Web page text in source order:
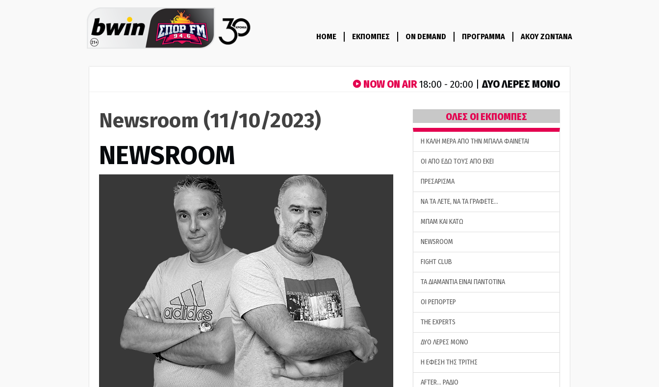
HOME ΕΚΠΟΜΠΕΣ ON DEMAND ΠΡΟΓΡΑΜΜΑ ΑΚΟΥ ΖΩΝΤΑΝΑ
NOW ON AIR18:00 - 20:00 |ΔΥΟ ΛΕΡΕΣ ΜΟΝΟ
Newsroom (11/10/2023)
NEWSROOM
ΟΛΕΣ ΟΙ ΕΚΠΟΜΠΕΣ
H ΚΑΛΗ ΜΕΡΑ ΑΠΟ ΤΗΝ ΜΠΑΛΑ ΦΑΙΝΕΤΑΙ
ΟΙ ΑΠΟ ΕΔΩ ΤΟΥΣ ΑΠΟ ΕΚΕΙ
ΠΡΕΣΑΡΙΣΜΑ
ΝΑ ΤΑ ΛΕΤΕ, ΝΑ ΤΑ ΓΡΑΦΕΤΕ…
ΜΠΑΜ ΚΑΙ ΚΑΤΩ
NEWSROOM
FIGHT CLUB
ΤΑ ΔΙΑΜΑΝΤΙΑ ΕΙΝΑΙ ΠΑΝΤΟΤΙΝΑ
ΟΙ ΡΕΠΟΡΤΕΡ
THE EXPERTS
ΔΥΟ ΛΕΡΕΣ ΜΟΝΟ
Η ΕΦΕΣΗ ΤΗΣ ΤΡΙΤΗΣ
AFTER… ΡΑΔΙΟ